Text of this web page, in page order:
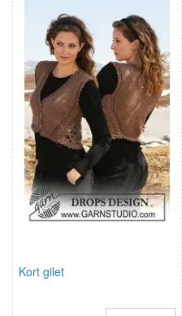
Kort gilet